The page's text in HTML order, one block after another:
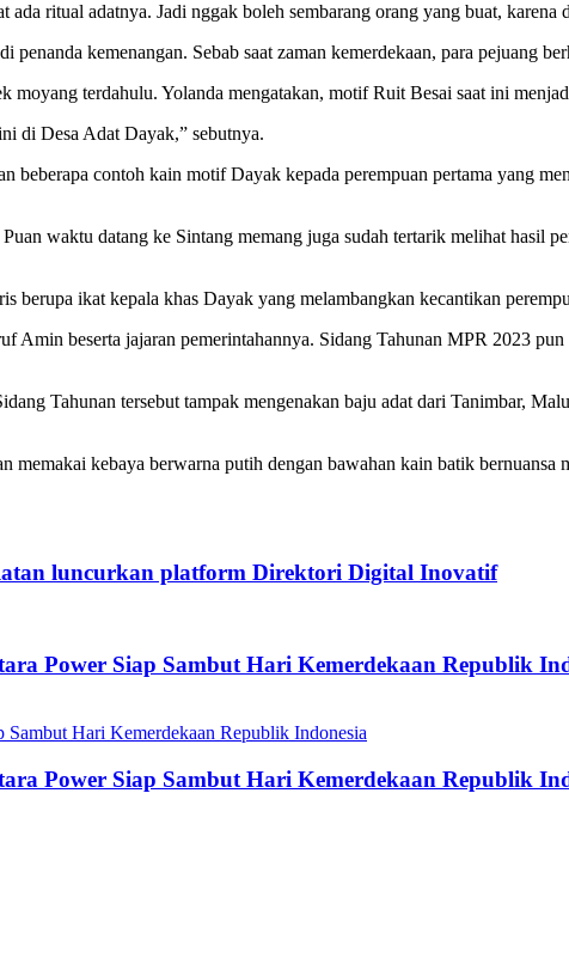
ritual adatnya. Jadi nggak boleh sembarang orang yang buat, karena
kemenangan. Sebab saat zaman kemerdekaan, para pejuang
moyang terdahulu. Yolanda mengatakan, motif Ruit Besai saat ini
di Desa Adat Dayak,” sebutnya.
contoh kain motif Dayak kepada perempuan pertama yang
waktu datang ke Sintang memang juga sudah tertarik melihat hasil
berupa ikat kepala khas Dayak yang melambangkan kecantikan
Amin beserta jajaran pemerintahannya. Sidang Tahunan MPR 2023
Tahunan tersebut tampak mengenakan baju adat dari Tanimbar,
kebaya berwarna putih dengan bawahan kain batik bernuansa
luncurkan platform Direktori Digital Inovatif
Power Siap Sambut Hari Kemerdekaan Republik
Power Siap Sambut Hari Kemerdekaan Republik